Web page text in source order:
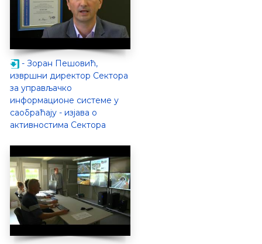
- Зоран Пешовић,
извршни директор Сектора
за управљачко
информационе системе у
саобраћају - изјава о
активностима Сектора